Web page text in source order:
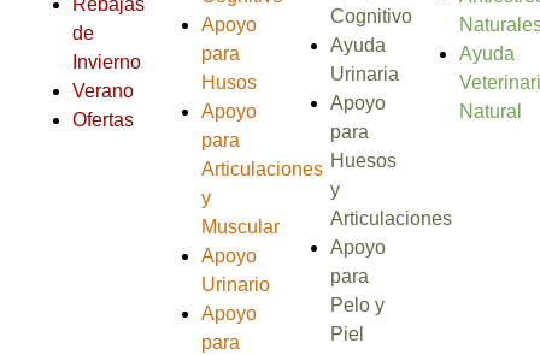
Rebajas
de
Invierno
Verano
Ofertas
Apoyo
para
Husos
Apoyo
para
Articulaciones
y
Muscular
Apoyo
Urinario
Apoyo
para
Cognitivo
Ayuda
Urinaria
Apoyo
para
Huesos
y
Articulaciones
Apoyo
para
Pelo y
Piel
Ayuda
Natural